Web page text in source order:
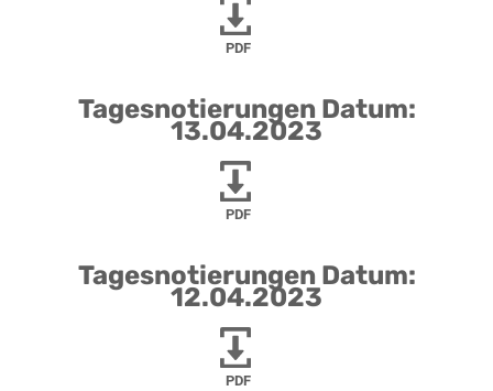
PDF
Tagesnotierungen Datum:
13.04.2023
PDF
Tagesnotierungen Datum:
12.04.2023
PDF